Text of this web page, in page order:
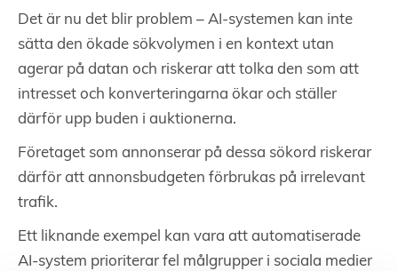
Det är nu det blir problem – AI-systemen kan inte
sätta den ökade sökvolymen i en kontext utan
agerar på datan och riskerar att tolka den som att
intresset och konverteringarna ökar och ställer
därför upp buden i auktionerna.
Företaget som annonserar på dessa sökord riskerar
därför att annonsbudgeten förbrukas på irrelevant
trafik.
Ett liknande exempel kan vara att automatiserade
AI-system prioriterar fel målgrupper i sociala medier